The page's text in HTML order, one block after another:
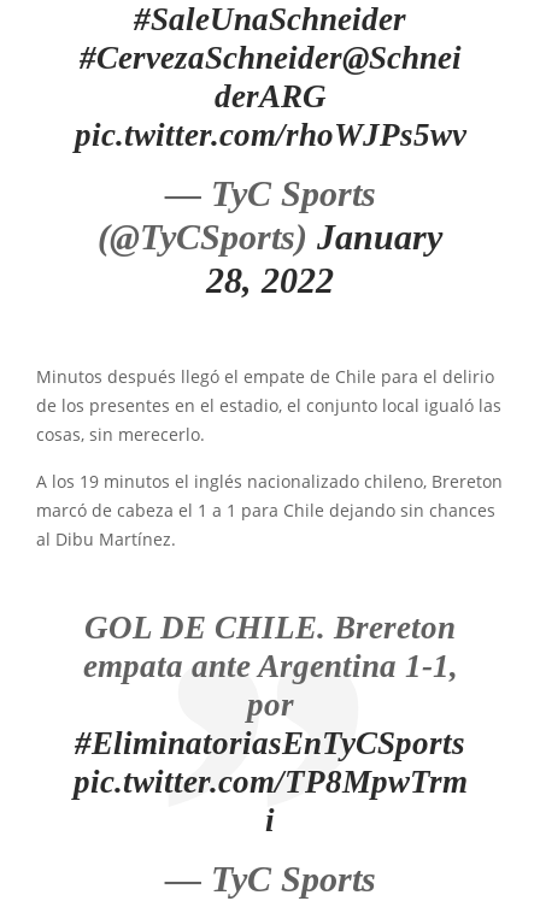
#SaleUnaSchneider
#CervezaSchneider@Schnei
derARG
pic.twitter.com/rhoWJPs5wv
— TyC Sports
(@TyCSports) January
28, 2022
Minutos después llegó el empate de Chile para el delirio
de los presentes en el estadio, el conjunto local igualó las
cosas, sin merecerlo.
A los 19 minutos el inglés nacionalizado chileno, Brereton
marcó de cabeza el 1 a 1 para Chile dejando sin chances
al Dibu Martínez.
GOL DE CHILE. Brereton
empata ante Argentina 1-1,
por
#EliminatoriasEnTyCSports
pic.twitter.com/TP8MpwTrm
i
— TyC Sports